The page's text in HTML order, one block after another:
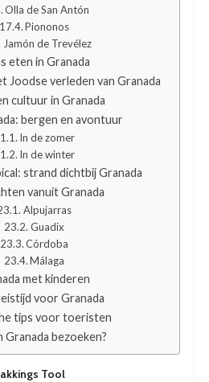
Olla de San Antón
Piononos
Jamón de Trevélez
eten in Granada
Joodse verleden van Granada
cultuur in Granada
bergen en avontuur
In de zomer
In de winter
strand dichtbij Granada
vanuit Granada
Alpujarras
Guadix
Córdoba
Málaga
met kinderen
voor Granada
tips voor toeristen
Granada bezoeken?
Tool